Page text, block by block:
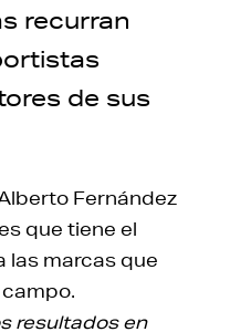
recurran
de sus
Fernández
que tiene el
las marcas que
resultados en